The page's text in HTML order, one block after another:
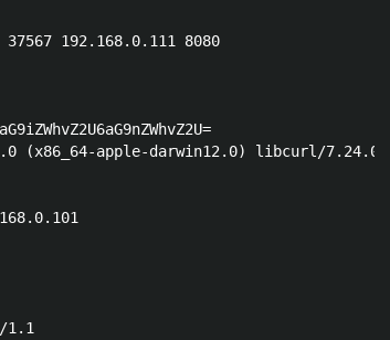
37567 192.168.0.111 8080
(x86_64-apple-darwin12.0) libcurl/7.24.0
1.1